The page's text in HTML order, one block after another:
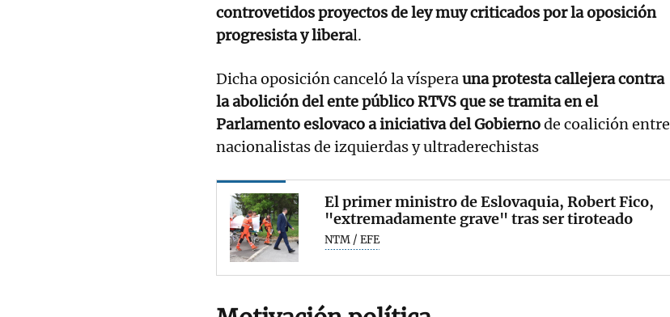
controvetidos proyectos de ley muy criticados por la oposición
progresista y liberal.
Dicha oposición canceló la vísperauna protesta callejera contra
la abolición del ente público RTVSque se tramita en el
Parlamento eslovaco a iniciativa del Gobiernode coalición entre
nacionalistas de izquierdas y ultraderechistas
El primer ministro de Eslovaquia, Robert Fico,
"extremadamente grave" tras ser tiroteado
NTM / EFE